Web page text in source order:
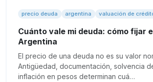
precio deuda argentina valuación de
Cuánto vale mi deuda: cómo fijar
Argentina
El precio de una deuda no es su valor
Antigüedad, documentación, solvencia
inflación en pesos determinan cuá…